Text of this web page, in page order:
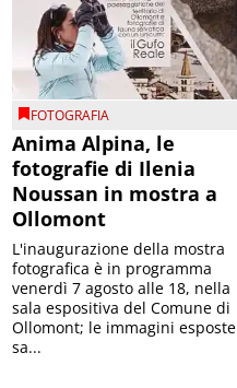
FOTOGRAFIA
Anima Alpina, le
fotografie di Ilenia
Noussan in mostra a
Ollomont
L'inaugurazione della mostra
fotografica è in programma
venerdì 7 agosto alle 18, nella
sala espositiva del Comune di
Ollomont; le immagini esposte
sa...